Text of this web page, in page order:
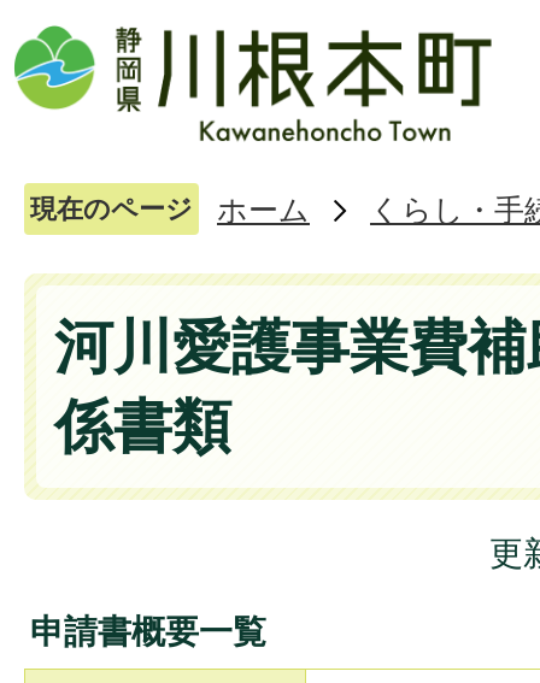
現在のページ ホーム くらし・手
河川愛護事業費
係書類
更
申請書概要一覧